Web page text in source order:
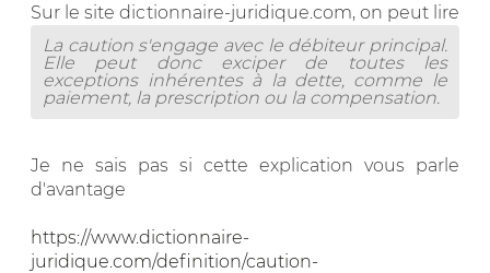
Sur le site dictionnaire-juridique.com, on peut lire
La caution s'engage avec le débiteur principal.
Elle peut donc exciper de toutes les
exceptions inhérentes à la dette, comme le
paiement, la prescription ou la compensation.
Je ne sais pas si cette explication vous parle
d'avantage
https://www.dictionnaire-
juridique.com/definition/caution-